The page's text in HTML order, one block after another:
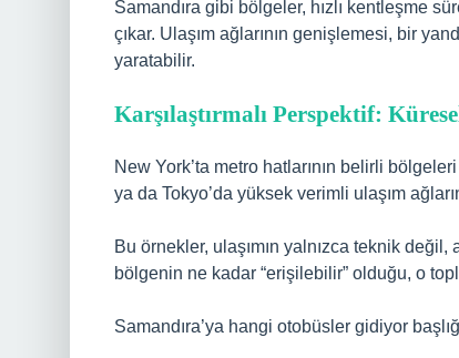
Samandıra gibi bölgeler, hızlı kentleşme
çıkar. Ulaşım ağlarının genişlemesi, bir
yaratabilir.
Karşılaştırmalı Perspektif:
New York’ta metro hatlarının belirli
ya da Tokyo’da yüksek verimli ulaşım
Bu örnekler, ulaşımın yalnızca teknik
bölgenin ne kadar “erişilebilir” olduğu, o
Samandıra’ya hangi otobüsler gidiyor